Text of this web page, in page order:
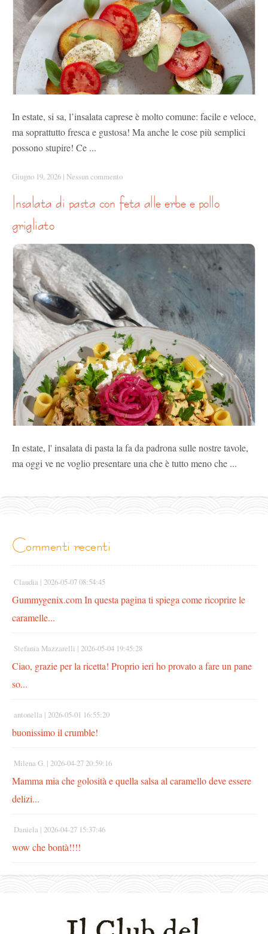
In estate, si sa, l’insalata caprese è molto comune: facile e veloce,
ma soprattutto fresca e gustosa! Ma anche le cose più semplici
possono stupire! Ce ...
Giugno 19, 2026 | Nessun commento
grigliato
In estate, l' insalata di pasta la fa da padrona sulle nostre tavole,
ma oggi ve ne voglio presentare una che è tutto meno che ...
commenti recenti
Claudia | 2026-05-07 08:54:45
Gummygenix.com In questa pagina ti spiega come ricoprire le
caramelle...
Stefania Mazzarelli | 2026-05-04 19:45:28
Ciao, grazie per la ricetta! Proprio ieri ho provato a fare un pane
so...
antonella | 2026-05-01 16:55:20
buonissimo il crumble!
Milena G. | 2026-04-27 20:59:16
Mamma mia che golosità e quella salsa al caramello deve essere
delizi...
Daniela | 2026-04-27 15:37:46
wow che bontà!!!!